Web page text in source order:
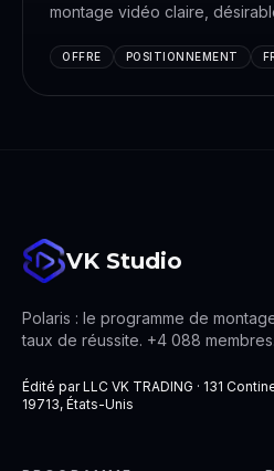
montage vidéo claire,
contrat type.
OFFRE POSITIONNEMENT
VK Studio
Polaris : le programme de
taux de réussite. +4 088 membres.
Édité par LLC VK TRADING · 131
19713, États-Unis